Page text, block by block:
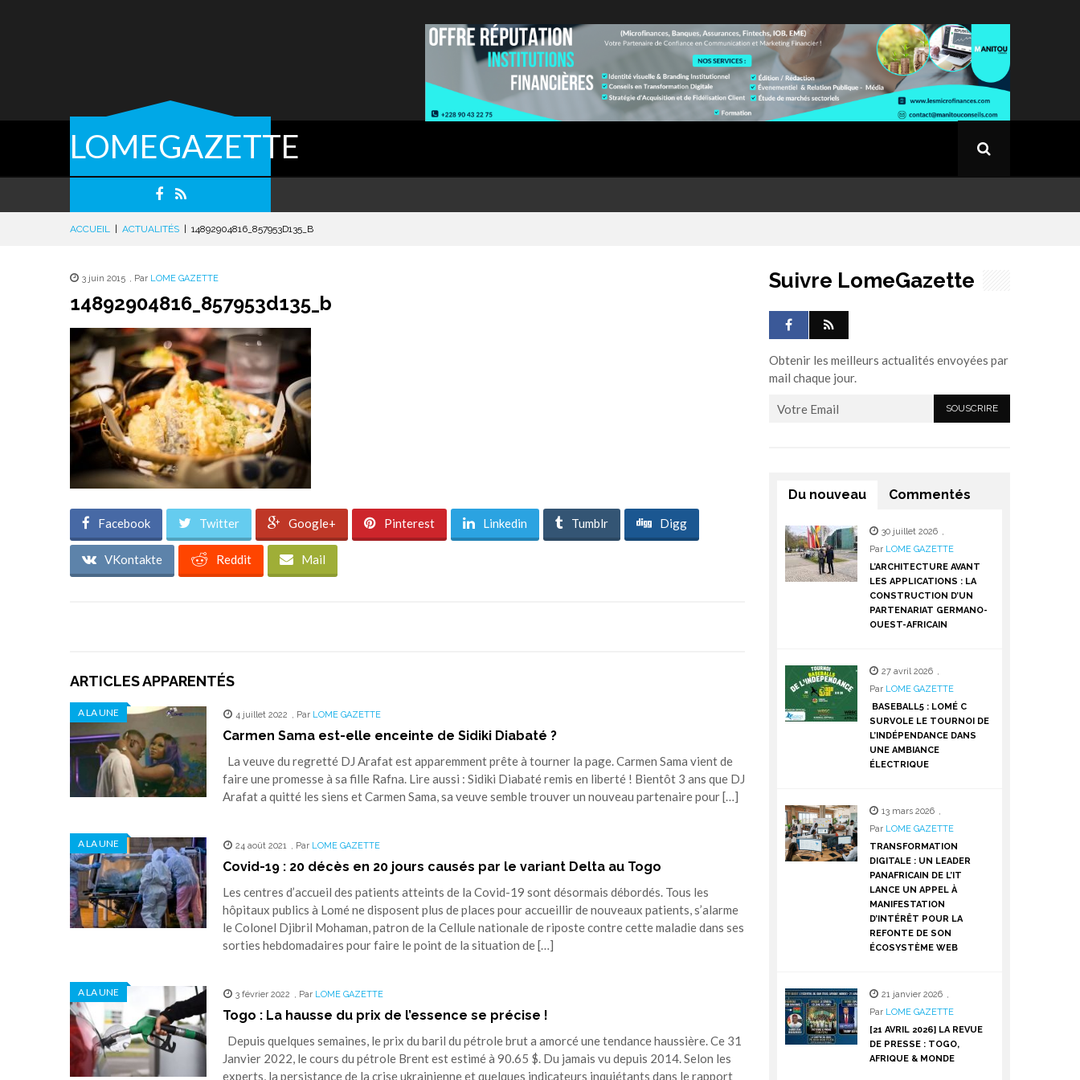
LOMEGAZETTE
ACCUEIL ACTUALITÉS 14892904816_857953D135_B
3 juin 2015 , Par LOME GAZETTE
14892904816_857953d135_b
Facebook Twitter Google+ Pinterest Linkedin Tumblr Digg
VKontakte Reddit Mail
ARTICLES APPARENTÉS
A LA UNE 4 juillet 2022 , Par LOME GAZETTE
Carmen Sama est-elle enceinte de Sidiki Diabaté ?
La veuve du regretté DJ Arafat est apparemment prête à tourner la page. Carmen Sama vient de
faire une promesse à sa fille Rafna. Lire aussi : Sidiki Diabaté remis en liberté ! Bientôt 3 ans que DJ
Arafat a quitté les siens et Carmen Sama, sa veuve semble trouver un nouveau partenaire pour […]
A LA UNE 24 août 2021 , Par LOME GAZETTE
Covid-19 : 20 décès en 20 jours causés par le variant Delta au Togo
Les centres d’accueil des patients atteints de la Covid-19 sont désormais débordés. Tous les
hôpitaux publics à Lomé ne disposent plus de places pour accueillir de nouveaux patients, s’alarme
le Colonel Djibril Mohaman, patron de la Cellule nationale de riposte contre cette maladie dans ses
sorties hebdomadaires pour faire le point de la situation de […]
A LA UNE 3 février 2022 , Par LOME GAZETTE
Togo : La hausse du prix de l’essence se précise !
Depuis quelques semaines, le prix du baril du pétrole brut a amorcé une tendance haussière. Ce 31
Janvier 2022, le cours du pétrole Brent est estimé à 90.65 $. Du jamais vu depuis 2014. Selon les
experts, la persistance de la crise ukrainienne et quelques indicateurs inquiétants dans le rapport
Suivre LomeGazette
Obtenir les meilleurs actualités envoyées par
mail chaque jour.
Du nouveau Commentés
30 juillet 2026 ,
Par LOME GAZETTE
L’ARCHITECTURE AVANT
LES APPLICATIONS : LA
CONSTRUCTION D’UN
PARTENARIAT GERMANO-
OUEST-AFRICAIN
27 avril 2026 ,
Par LOME GAZETTE
BASEBALL5 : LOMÉ C
SURVOLE LE TOURNOI DE
L’INDÉPENDANCE DANS
UNE AMBIANCE
ÉLECTRIQUE
13 mars 2026 ,
Par LOME GAZETTE
TRANSFORMATION
DIGITALE : UN LEADER
PANAFRICAIN DE L’IT
LANCE UN APPEL À
MANIFESTATION
D’INTÉRÊT POUR LA
REFONTE DE SON
ÉCOSYSTÈME WEB
21 janvier 2026 ,
Par LOME GAZETTE
[21 AVRIL 2026] LA REVUE
DE PRESSE : TOGO,
AFRIQUE & MONDE